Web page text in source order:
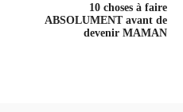
10 choses à faire
ABSOLUMENT avant de
devenir MAMAN